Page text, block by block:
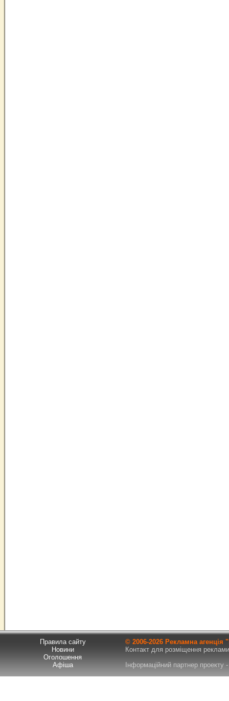
Правила сайту
Новини
Оголошення
Афіша
© 2006-2026 Рекламна
Контакт для розміщення
Інформаційний партнер проекту